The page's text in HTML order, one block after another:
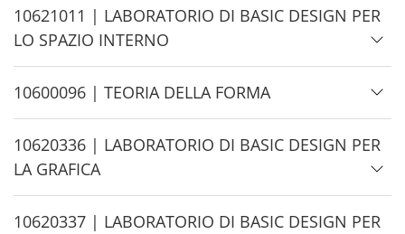
d
e
H
i
d
e
10621011 | LABORATORIO DI BASIC DESIGN PER
LO SPAZIO INTERNO
H
i
d
e
10600096 | TEORIA DELLA FORMA
H
i
d
e
10620336 | LABORATORIO DI BASIC DESIGN PER
LA GRAFICA
H
10620337 | LABORATORIO DI BASIC DESIGN PER